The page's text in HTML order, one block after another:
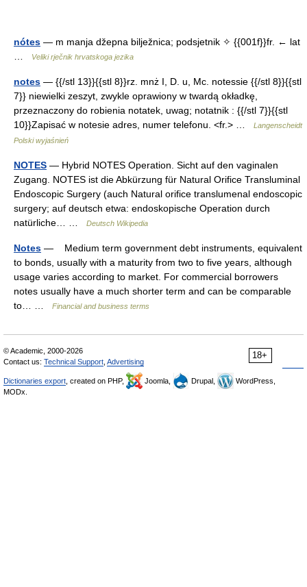
nótes — m manja džepna bilježnica; podsjetnik ✧ {{001f}}fr. ← lat
Veliki rječnik hrvatskoga jezika
notes — {{/stl 13}}{{stl 8}}rz. mnż I, D. u, Mc. notessie {{/stl 8}}{{stl
7}} niewielki zeszyt, zwykle oprawiony w twardą okładkę,
przeznaczony do robienia notatek, uwag; notatnik : {{/stl 7}}{{stl
10}}Zapisać w notesie adres, numer telefonu. <fr.> …
Langenscheidt
Polski wyjaśnień
NOTES — Hybrid NOTES Operation. Sicht auf den vaginalen
Zugang. NOTES ist die Abkürzung für Natural Orifice Transluminal
Endoscopic Surgery (auch Natural orifice translumenal endoscopic
surgery; auf deutsch etwa: endoskopische Operation durch
natürliche… …
Deutsch Wikipedia
Notes — Medium term government debt instruments, equivalent
to bonds, usually with a maturity from two to five years, although
usage varies according to market. For commercial borrowers
notes usually have a much shorter term and can be comparable
to… …
Financial and business terms
18+
© Academic, 2000-2026
Contact us: Technical Support Advertising
Dictionaries export , created on PHP, Joomla, Drupal,
WordPress,
MODx.